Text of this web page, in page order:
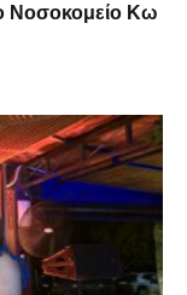
Νοσοκομείο Κω